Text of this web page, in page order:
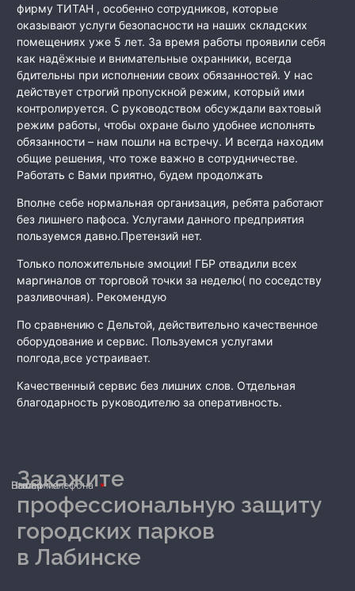
фирму ТИТАН , особенно сотрудников, которые
оказывают услуги безопасности на наших складских
помещениях уже 5 лет. За время работы проявили себя
как надёжные и внимательные охранники, всегда
бдительны при исполнении своих обязанностей. У нас
действует строгий пропускной режим, который ими
контролируется. С руководством обсуждали вахтовый
режим работы, чтобы охране было удобнее исполнять
обязанности – нам пошли на встречу. И всегда находим
общие решения, что тоже важно в сотрудничестве.
Работать с Вами приятно, будем продолжать
Вполне себе нормальная организация, ребята работают
без лишнего пафоса. Услугами данного предприятия
пользуемся давно.Претензий нет.
Только положительные эмоции! ГБР отвадили всех
маргиналов от торговой точки за неделю( по соседству
разливочная). Рекомендую
По сравнению с Дельтой, действительно качественное
оборудование и сервис. Пользуемся услугами
полгода,все устраивает.
Качественный сервис без лишних слов. Отдельная
благодарность руководителю за оперативность.
Закажите
профессиональную защиту
городских парков
в Лабинске
Ваше имя
Номер телефона
E-mail